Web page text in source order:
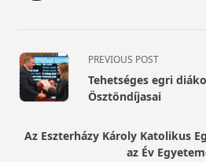
<span
class="nav-
subtitle
reader-
text">Page</span>
PREVIOUS POST
Tehetséges egri
Ösztöndíjasai
Az Eszterházy Károly Katolikus
az Év